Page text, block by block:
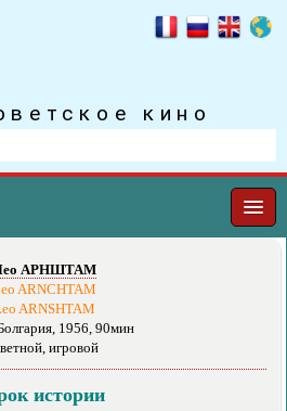
кино
АРНШТАМ
ARNCHTAM
ARNSHTAM
1956, 90мин
игровой
истории